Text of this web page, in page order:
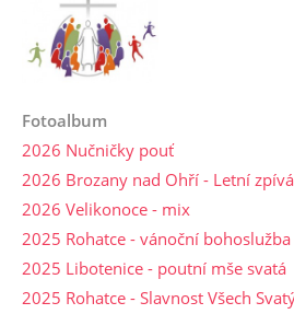
Fotoalbum
2026 Nučničky pouť
2026 Brozany nad Ohří - Letní
2026 Velikonoce - mix
2025 Rohatce - vánoční bohoslužba
2025 Libotenice - poutní mše svatá
2025 Rohatce - Slavnost Všech